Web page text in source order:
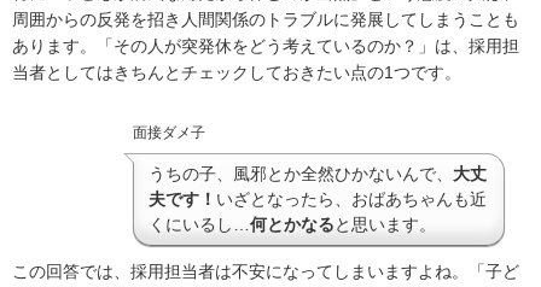
周囲からの反発を招き人間関係のトラブルに発展してしまうことも
あります。「その人が突発休をどう考えているのか？」は、採用担
当者としてはきちんとチェックしておきたい点の1つです。
面接ダメ子
うちの子、風邪とか全然ひかないんで、 大丈
夫です！ いざとなったら、おばあちゃんも近
くにいるし… 何とかなると思います。
この回答では、採用担当者は不安になってしまいますよね。「子ど